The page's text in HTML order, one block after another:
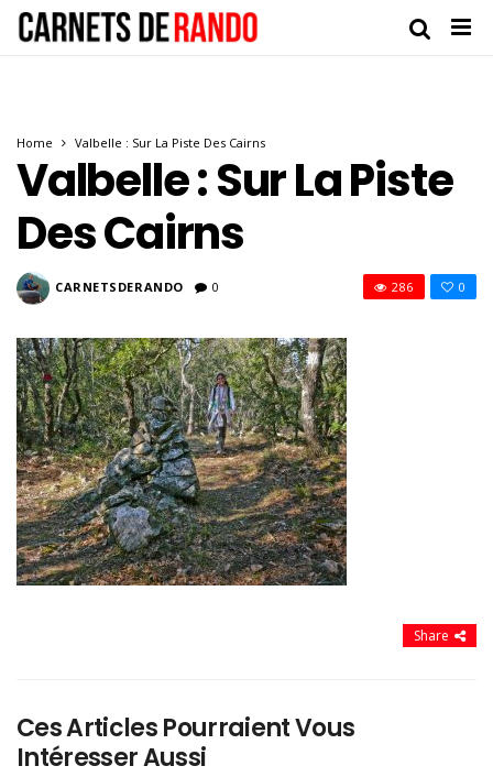
Home Valbelle : Sur La Piste Des Cairns
Valbelle : Sur La Piste
Des Cairns
CARNETSDERANDO 0 0
286
Share
Ces Articles Pourraient Vous
Intéresser Aussi